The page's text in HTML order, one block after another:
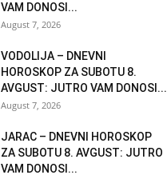
VAM DONOSI...
August 7, 2026
VODOLIJA – DNEVNI
HOROSKOP ZA SUBOTU 8.
AVGUST: JUTRO VAM DONOSI...
August 7, 2026
JARAC – DNEVNI HOROSKOP
ZA SUBOTU 8. AVGUST: JUTRO
VAM DONOSI...